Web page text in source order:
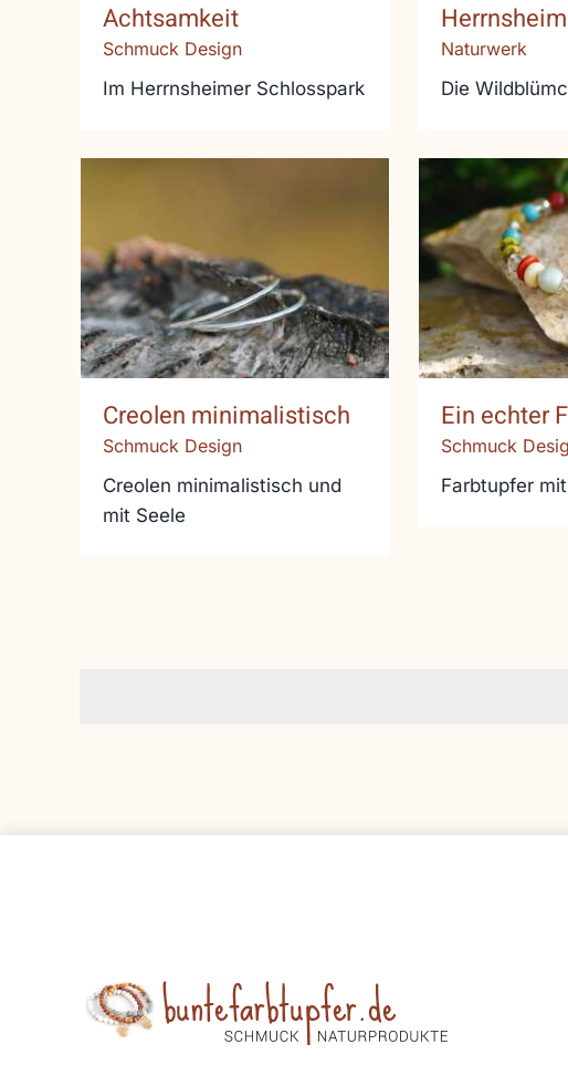
Achtsamkeit
Schmuck Design
Im Herrnsheimer Schlosspark
Naturwerk
Die
Creolen minimalistisch
Creolen minimalistisch
Schmuck Design
Creolen minimalistisch und
mit Seele
Ein
Ein echter
Schmuck
Farbtupfer